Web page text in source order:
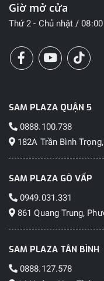
Giờ mở cửa
Thứ 2 - Chủ nhật /
SAM PLAZA QUẬN 5
0888.100.738
182A Trần Bình
SAM PLAZA GÒ VẤP
0949.031.331
861 Quang Trung,
SAM PLAZA TÂN BÌNH
0888.127.578